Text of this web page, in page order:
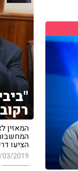
המאזין
המחשבות
הציעו
03/2019